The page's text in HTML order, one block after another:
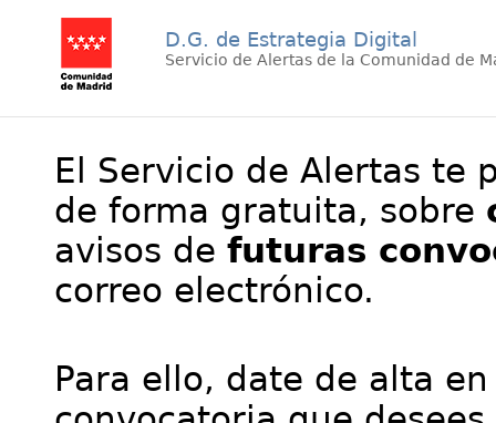
D.G. de Estrategia Digital
Servicio de Alertas de la Comunidad de
El Servicio de Alertas te
de forma gratuita, sobre
avisos de futuras
correo electrónico.
Para ello, date de alta